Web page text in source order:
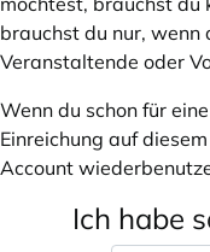
brauchst du nur, wenn
Veranstaltende oder
Wenn du schon für
Einreichung auf
Account
Ich habe